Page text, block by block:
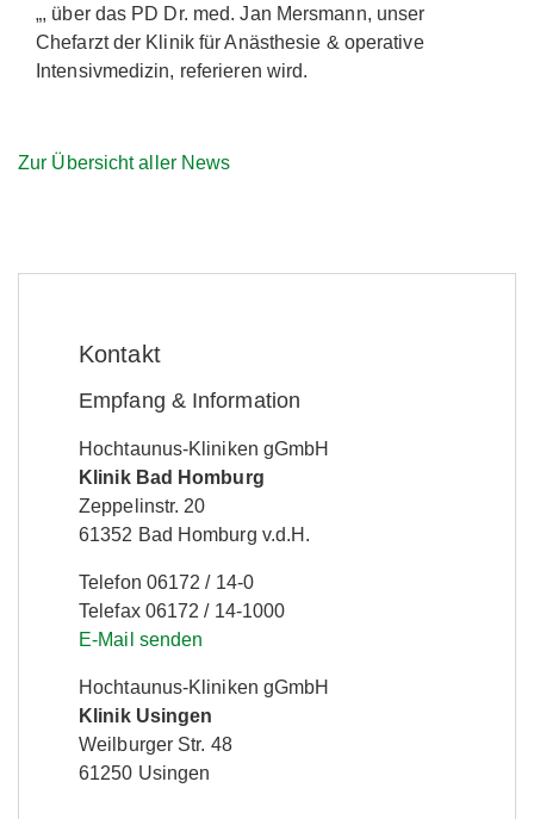
„, über das PD Dr. med. Jan Mersmann, unser
Chefarzt der Klinik für Anästhesie & operative
Intensivmedizin, referieren wird.
Zur Übersicht aller News
Kontakt
Empfang & Information
Hochtaunus-Kliniken gGmbH
Klinik Bad Homburg
Zeppelinstr. 20
61352 Bad Homburg v.d.H.
Telefon 06172 / 14-0
Telefax 06172 / 14-1000
E-Mail senden
Hochtaunus-Kliniken gGmbH
Klinik Usingen
Weilburger Str. 48
61250 Usingen